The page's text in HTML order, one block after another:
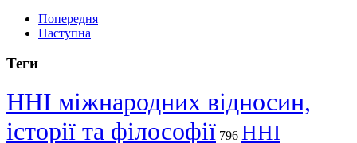
Попередня
Наступна
Теги
ННІ міжнародних відносин,
історії та філософії 796 ННІ